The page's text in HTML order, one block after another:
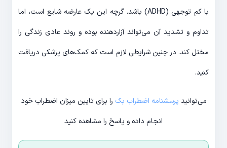
با کم توجهی (ADHD) باشد. گرچه این یک عارضه شایع است، اما
تداوم و تشدید آن می‌تواند آزاردهنده بوده و روند عادی زندگی را
مختل کند. در چنین شرایطی لازم است که کمک‌های پزشکی دریافت
کنید.
می‌توانید پرسشنامه اضطراب بک را برای تایین میزان اضطراب خود
انجام داده و پاسخ را مشاهده کنید